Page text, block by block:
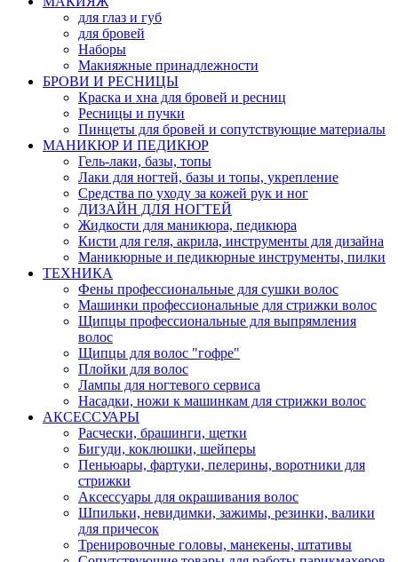
для глаз и губ
для бровей
Наборы
Макияжные принадлежности
БРОВИ И РЕСНИЦЫ
Краска и хна для бровей и ресниц
Ресницы и пучки
Пинцеты для бровей и сопутствующие материалы
МАНИКЮР И ПЕДИКЮР
Гель-лаки, базы, топы
Лаки для ногтей, базы и топы, укрепление
Средства по уходу за кожей рук и ног
ДИЗАЙН ДЛЯ НОГТЕЙ
Жидкости для маникюра, педикюра
Кисти для геля, акрила, инструменты для дизайна
Маникюрные и педикюрные инструменты, пилки
ТЕХНИКА
Фены профессиональные для сушки волос
Машинки профессиональные для стрижки волос
Щипцы профессиональные для выпрямления
волос
Щипцы для волос "гофре"
Плойки для волос
Лампы для ногтевого сервиса
Насадки, ножи к машинкам для стрижки волос
АКСЕССУАРЫ
Расчески, брашинги, щетки
Бигуди, коклюшки, шейперы
Пеньюары, фартуки, пелерины, воротники для
стрижки
Аксессуары для окрашивания волос
Шпильки, невидимки, зажимы, резинки, валики
для причесок
Тренировочные головы, манекены, штативы